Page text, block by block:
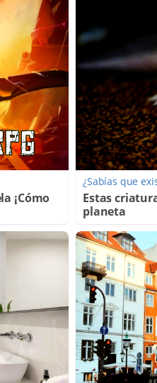
¡Cómo
¿Sabías que
Estas
planeta